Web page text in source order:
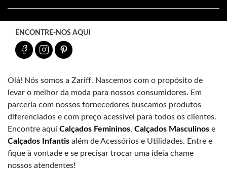
ENCONTRE-NOS AQUI
Olá! Nós somos a Zariff. Nascemos com o propósito de
levar o melhor da moda para nossos consumidores. Em
parceria com nossos fornecedores buscamos produtos
diferenciados e com preço acessível para todos os clientes.
Encontre aqui Calçados Femininos, Calçados Masculinos e
Calçados Infantis além de Acessórios e Utilidades. Entre e
fique à vontade e se precisar trocar uma ideia chame
nossos atendentes!